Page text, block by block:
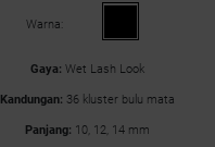
Warna:
Gaya: Wet Lash Look
Kandungan: 36 kluster bulu mata
Panjang: 10, 12, 14 mm